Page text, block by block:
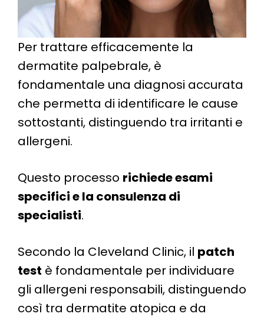
Per trattare efficacemente la
dermatite palpebrale, è
fondamentale una diagnosi accurata
che permetta di identificare le cause
sottostanti, distinguendo tra irritanti e
allergeni.
Questo processo richiede esami
specifici e la consulenza di
specialisti.
Secondo la Cleveland Clinic, il patch
test è fondamentale per individuare
gli allergeni responsabili, distinguendo
così tra dermatite atopica e da